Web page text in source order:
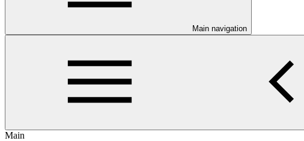
Main navigation
Main